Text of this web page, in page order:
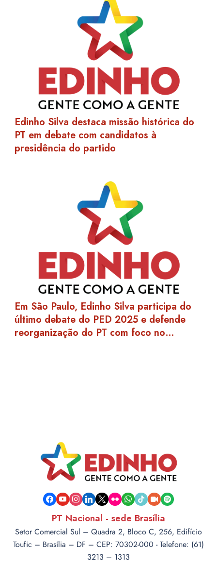
Edinho Silva destaca missão histórica do
PT em debate com candidatos à
presidência do partido
Em São Paulo, Edinho Silva participa do
último debate do PED 2025 e defende
reorganização do PT com foco no…
facebook
youtubeinstagram
linkedin
x flickrwhatsapp
tiktokvideo-spotify
PT Nacional - sede Brasília
Setor Comercial Sul – Quadra 2, Bloco C, 256, Edifício
Toufic – Brasília – DF – CEP: 70302-000 - Telefone: (61)
3213 – 1313